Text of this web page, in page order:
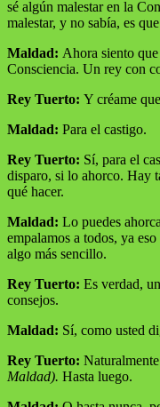
sé algún malestar en la
malestar, y no sabía, es
Maldad: Ahora siento
Consciencia. Un rey con
Rey Tuerto: Y créame
Maldad: Para el castigo.
Rey Tuerto: Sí, para el
disparo, si lo ahorco. Hay
qué hacer.
Maldad: Lo puedes
empalamos a todos, ya
algo más sencillo.
Rey Tuerto: Es verdad,
consejos.
Maldad: Sí, como usted
Rey Tuerto: Naturalmente
Maldad). Hasta luego.